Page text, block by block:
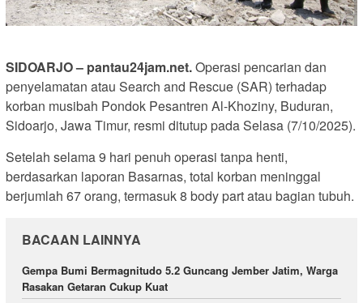
SIDOARJO – pantau24jam.net.Operasi pencarian dan
penyelamatan atau Search and Rescue (SAR) terhadap
korban musibah Pondok Pesantren Al-Khoziny, Buduran,
Sidoarjo, Jawa Timur, resmi ditutup pada Selasa (7/10/2025).
Setelah selama 9 hari penuh operasi tanpa henti,
berdasarkan laporan Basarnas, total korban meninggal
berjumlah 67 orang, termasuk 8 body part atau bagian tubuh.
BACAAN LAINNYA
Gempa Bumi Bermagnitudo 5.2 Guncang Jember Jatim, Warga
Rasakan Getaran Cukup Kuat